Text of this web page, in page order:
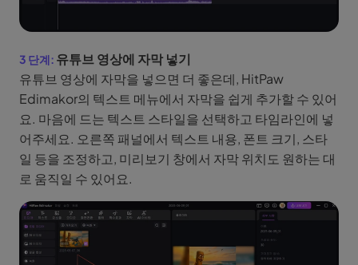
유튜브 영상에 자막 넣기
유튜브 영상에 자막을 넣으면 더 좋은데, HitPaw
Edimakor의 텍스트 메뉴에서 자막을 쉽게 추가할 수 있어
요. 마음에 드는 텍스트 스타일을 선택하고 타임라인에 넣
어주세요. 오른쪽 패널에서 텍스트 내용, 폰트 크기, 스타
일 등을 조정하고, 미리보기 창에서 자막 위치도 원하는 대
로 움직일 수 있어요.